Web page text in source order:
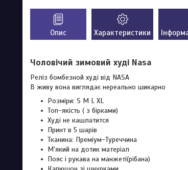
Опис Характеристики
Чоловічий зимовий худі Nasa
Реліз бомбезной худі від NASA
В живу вона виглядає нереально шикарно
Розміри: S M L XL
Топ-якість ( з бірками)
Худі не кашлатится
Принт в 5 шарів
Тканина: Преміум-Туреччина
М'який на дотик матеріал
Пояс і рукава на манжеті(рібана)